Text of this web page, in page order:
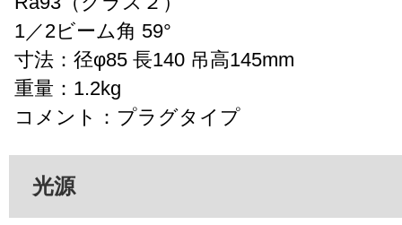
1／2ビーム角 59°
寸法：径φ85 長140 吊高145mm
重量：1.2kg
コメント：プラグタイプ
光源